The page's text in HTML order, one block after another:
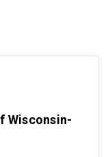
Wisconsin-